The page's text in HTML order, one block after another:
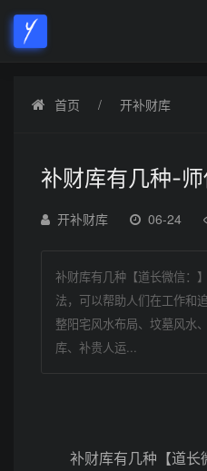
首页 开补财库
补财库有几种-
开补财库 06-24
补财库有几种【道长微信：
法，可以帮助人们在工作和
整阳宅风水布局、坟墓风水
库、补贵人运...
补财库有几种【道长